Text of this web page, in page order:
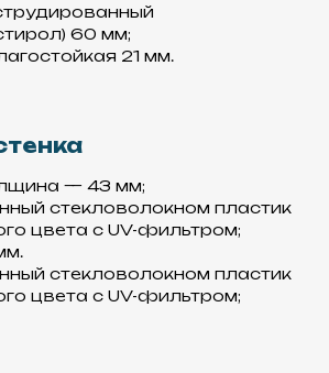
60 мм;
21 мм.
— 43 мм;
стекловолокном пластик
цвета с UV-фильтром;
стекловолокном пластик
цвета с UV-фильтром;